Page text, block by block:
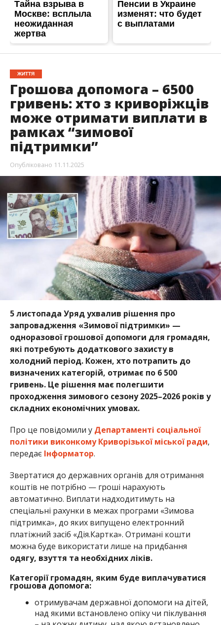
ЖИТТЯ
Грошова допомога – 6500
гривень: хто з криворіжців
може отримати виплати в
рамках “зимової
підтримки”
Опубліковано 11.11.2025
5 листопада Уряд ухвалив рішення про
запровадження «Зимової підтримки» —
одноразової грошової допомоги для громадян,
які потребують додаткового захисту в
холодний період. Кожен, хто потрапить до
визначених категорій, отримає по 6 500
гривень. Це рішення має полегшити
проходження зимового сезону 2025–2026 років у
складних економічних умовах.
Про це повідомили у Департаменті соціальної
політики виконкому Криворізької міської ради,
передає Інформатор.
Звертатися до державних органів для отримання
коштів не потрібно — гроші нарахують
автоматично. Виплати надходитимуть на
спеціальні рахунки в межах програми «Зимова
підтримка», до яких випущено електронний
платіжний засіб «Дія.Картка». Отримані кошти
можна буде використати лише на придбання
одягу, взуття та необхідних ліків.
Категорії громадян, яким буде виплачуватися
грошова допомога:
отримувачам державної допомоги на дітей,
над якими встановлено опіку чи піклування